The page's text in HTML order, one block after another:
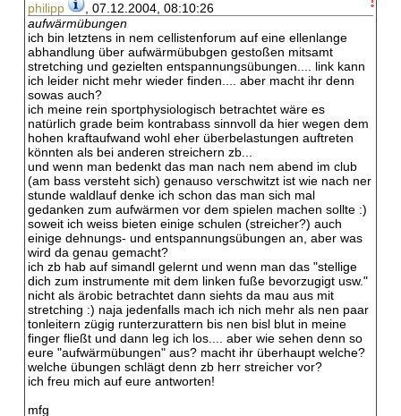
philipp
, 07.12.2004, 08:10:26
aufwärmübungen
ich bin letztens in nem cellistenforum auf eine ellenlange
abhandlung über aufwärmübubgen gestoßen mitsamt
stretching und gezielten entspannungsübungen.... link kann
ich leider nicht mehr wieder finden.... aber macht ihr denn
sowas auch?
ich meine rein sportphysiologisch betrachtet wäre es
natürlich grade beim kontrabass sinnvoll da hier wegen dem
hohen kraftaufwand wohl eher überbelastungen auftreten
könnten als bei anderen streichern zb...
und wenn man bedenkt das man nach nem abend im club
(am bass versteht sich) genauso verschwitzt ist wie nach ner
stunde waldlauf denke ich schon das man sich mal
gedanken zum aufwärmen vor dem spielen machen sollte :)
soweit ich weiss bieten einige schulen (streicher?) auch
einige dehnungs- und entspannungsübungen an, aber was
wird da genau gemacht?
ich zb hab auf simandl gelernt und wenn man das "stellige
dich zum instrumente mit dem linken fuße bevorzugigt usw."
nicht als ärobic betrachtet dann siehts da mau aus mit
stretching :) naja jedenfalls mach ich nich mehr als nen paar
tonleitern zügig runterzurattern bis nen bisl blut in meine
finger fließt und dann leg ich los.... aber wie sehen denn so
eure "aufwärmübungen" aus? macht ihr überhaupt welche?
welche übungen schlägt denn zb herr streicher vor?
ich freu mich auf eure antworten!
mfg